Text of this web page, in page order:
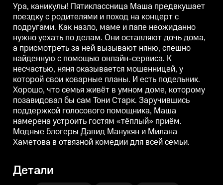
Ура, каникулы! Пятиклассница Маша предвкушает
поездку с родителями и поход на концерт с
подругами. Как назло, маме и папе неожиданно
нужно уехать по делам. Они оставляют дочь дома,
а присмотреть за ней вызывают няню, спешно
найденную с помощью онлайн-сервиса. К
несчастью, няня оказывается мошенницей, у
которой свои коварные планы. И есть подельник.
Хорошо, что семья живёт в умном доме, которому
позавидовал бы сам Тони Старк. Заручившись
поддержкой голосового помощника, Маша
намерена устроить гостям «тёплый» приём.
Модные блогеры Давид Манукян и Милана
Хаметова в отвязной комедии для всей семьи.
Детали